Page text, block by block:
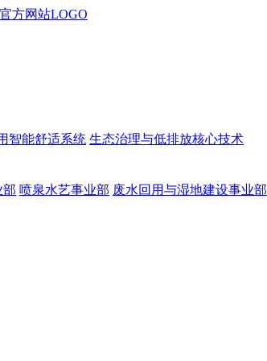
智能舒适系统 生态治理与低排放核心技术
部 喷泉水艺事业部 废水回用与湿地建设事业部